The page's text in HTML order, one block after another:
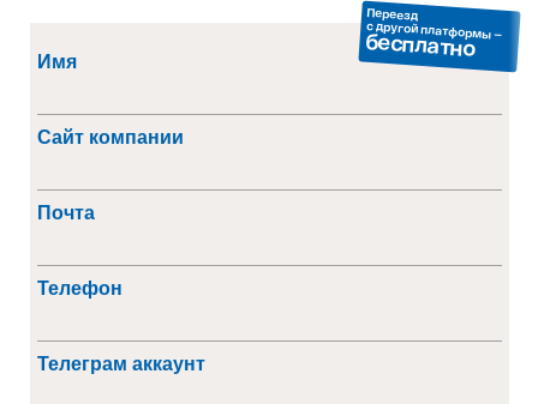
Имя
Сайт компании
Почта
Телефон
Телеграм аккаунт
бесплатно
Переезд
с другой платформы —